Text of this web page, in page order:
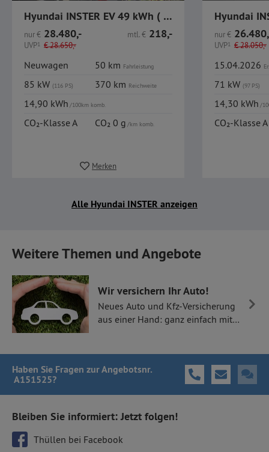
Hyundai INSTER EV 49 kWh ( 115 PS ) MJ26 Trend
nur€ 28.480,-
UVP1 €28.650,-
mtl.€ 218,-
Neuwagen 50 km Fahrleistung
85 kW (116 PS) 370 km Reichweite
14,90 kWh/100km komb.
CO₂-Klasse A CO₂ 0 g/km komb.
Merken
nur€
UVP1 €28.050,-
15.04.2026
71 kW (97 PS)
14,30 kWh/
CO₂-Klasse A
Alle Hyundai INSTER anzeigen
Weitere Themen und Angebote
Wir versichern Ihr Auto!
Neues Auto und Kfz-Versicherung
aus einer Hand: ganz einfach mit
Haben Sie Fragen zur Angebotsnr.
A151525?
Bleiben Sie informiert: Jetzt folgen!
Thüllen bei Facebook